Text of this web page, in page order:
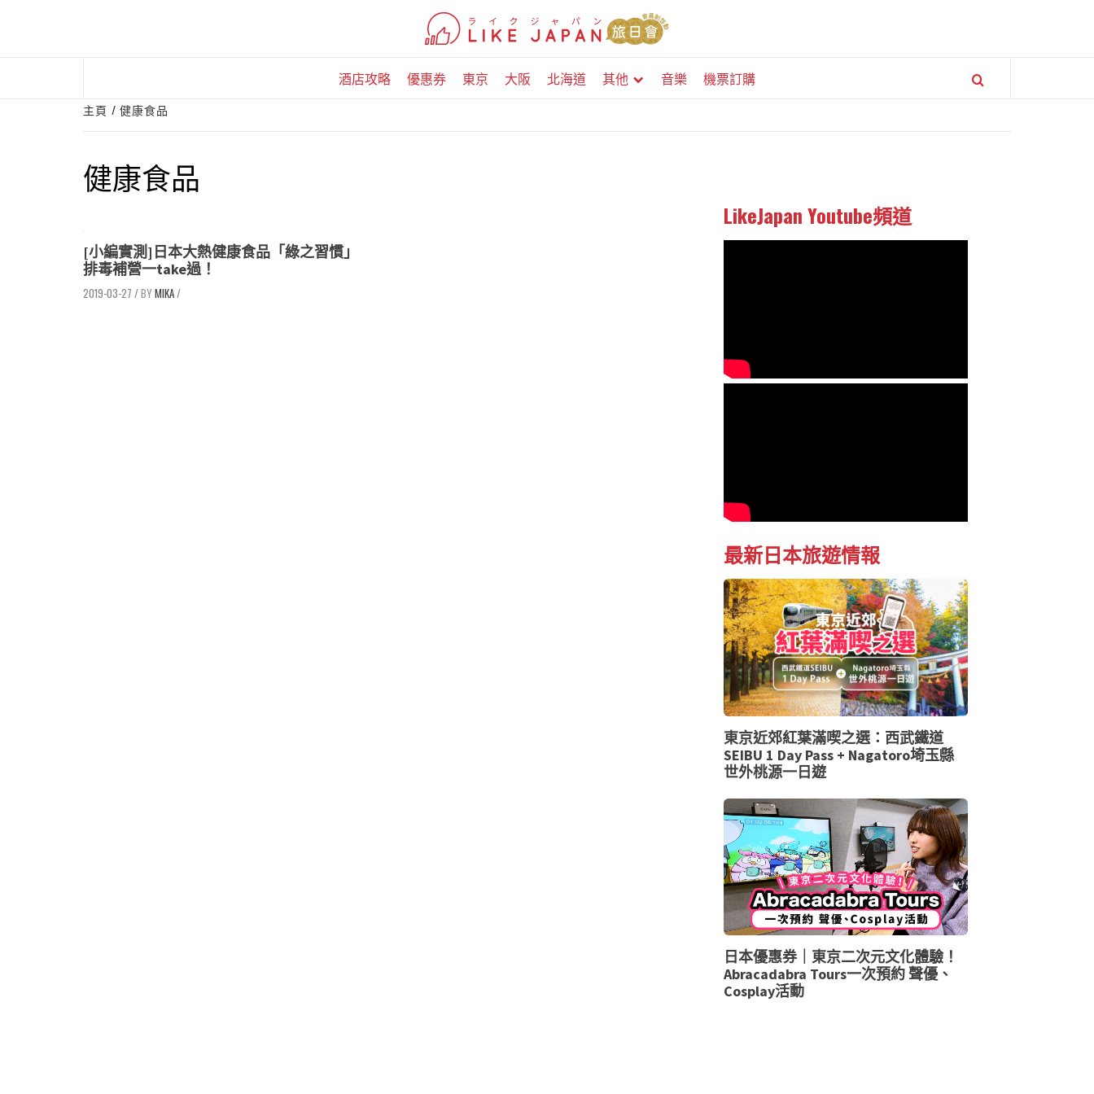
酒店攻略 優惠券 東京 大阪 北海道 其他 音樂 機票訂購
主頁 健康食品
健康食品
[小編實測]日本大熱健康食品「綠之習慣」
排毒補營一take過！
2019-03-27 / MIKA/
LikeJapan Youtube頻道
最新日本旅遊情報
東京近郊紅葉滿喫之選：西武鐵道
SEIBU 1 Day Pass + Nagatoro埼玉縣
世外桃源一日遊
日本優惠券｜東京二次元文化體驗！
Abracadabra Tours一次預約 聲優、
Cosplay活動